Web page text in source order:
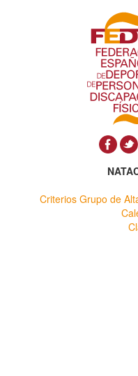
Criterios Grupo de